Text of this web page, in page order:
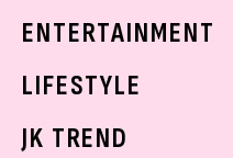
ベストコスメ
ボディケア
学校ヘアメイク
ENTERTAINMENT
K-POP
LIFESTYLE
JK TREND